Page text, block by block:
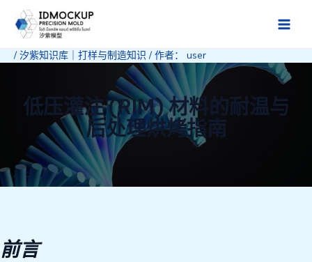
容
Main
/ 汐紫知识库｜打样与制造知识 / 作者： user
低压灌注 (RIM) 材料的耐温与
后处理烘烤指南
前言